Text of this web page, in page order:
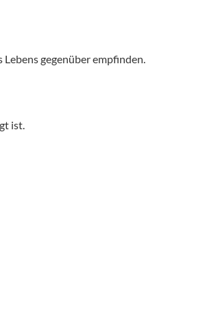
gegenüber empfinden.
ist.